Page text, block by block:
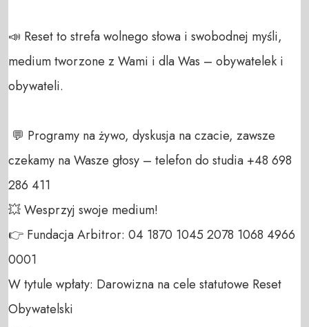
📣 Reset to strefa wolnego słowa i swobodnej myśli,
medium tworzone z Wami i dla Was – obywatelek i
obywateli.
czekamy na Wasze głosy – telefon do studia +48 698
286 411
💥 Wesprzyj swoje medium!
👉 Fundacja Arbitror: 04 1870 1045 2078 1068 4966
0001
W tytule wpłaty: Darowizna na cele statutowe Reset
Obywatelski